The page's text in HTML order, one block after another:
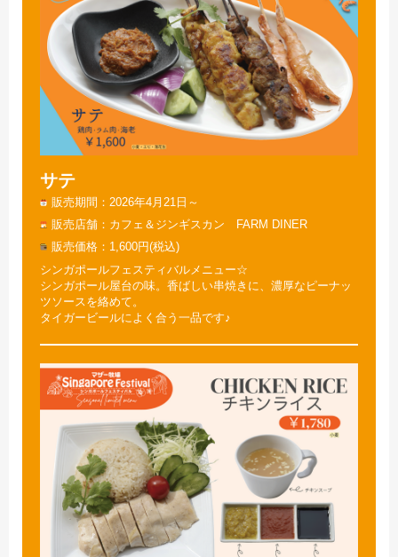
サテ
販売期間
2026年4月21日～
販売店舗
カフェ＆ジンギスカン FARM DINER
販売価格
1,600円(税込)
シンガポールフェスティバルメニュー☆
シンガポール屋台の味。香ばしい串焼きに、濃厚なピーナッ
ツソースを絡めて。
タイガービールによく合う一品です♪